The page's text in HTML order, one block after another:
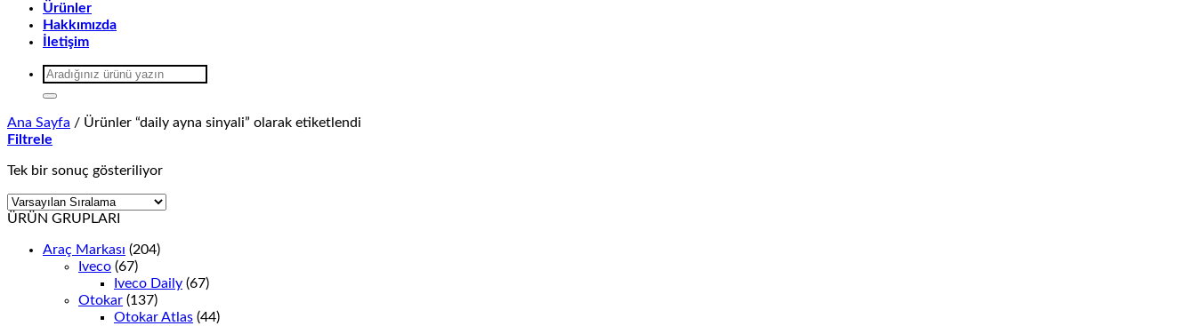
Ürünler
Hakkımızda
İletişim
Ara:
Ana Sayfa / Ürünler “daily ayna sinyali” olarak etiketlendi
Filtrele
Tek bir sonuç gösteriliyor
ÜRÜN GRUPLARI
Araç Markası (204)
Iveco (67)
Iveco Daily (67)
Otokar (137)
Otokar Atlas (44)